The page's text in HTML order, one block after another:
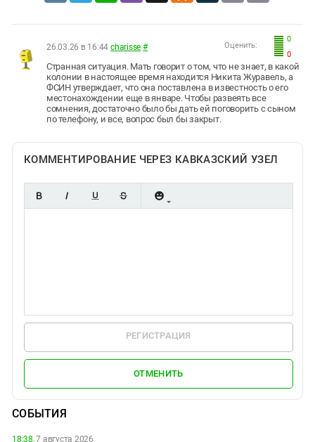
0
0
Оценить:
26.03.26 в 16:44 charisse #
Странная ситуация. Мать говорит о том, что не знает, в какой
колонии в настоящее время находится Никита Журавель, а
ФСИН утверждает, что она поставлена в известность о его
местонахождении еще в январе. Чтобы развеять все
сомнения, достаточно было бы дать ей поговорить с сыном
по телефону, и все, вопрос был бы закрыт.
КОММЕНТИРОВАНИЕ ЧЕРЕЗ КАВКАЗСКИЙ УЗЕЛ
РЕГИСТРАЦИЯ
ОТМЕНИТЬ
СОБЫТИЯ
18:38,7 августа 2026